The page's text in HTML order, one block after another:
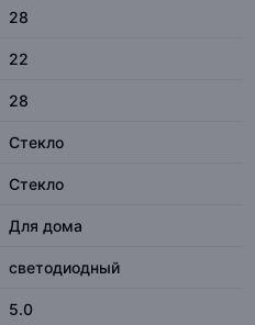
28
22
28
Стекло
Стекло
Для дома
светодиодный
5.0